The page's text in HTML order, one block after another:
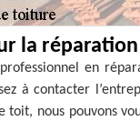
la
professionnel en
à contacter
toit, nous pouvons